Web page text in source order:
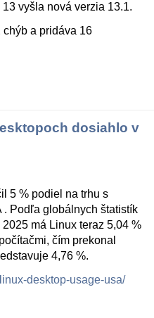
vyšla nová verzia 13.1.
chýb a pridáva 16
dosiahlo v
5 % podiel na trhu s
. Podľa globálnych štatistík
má Linux teraz 5,04 %
čím prekonal
4,76 %.
desktop-usage-usa/